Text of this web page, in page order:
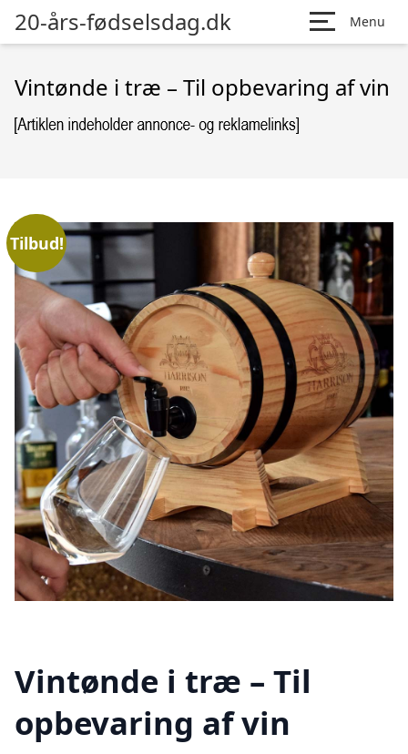
20-års-fødselsdag.dk Menu
Vintønde i træ – Til opbevaring af vin
Tilbud!
Vintønde i træ – Til
opbevaring af vin